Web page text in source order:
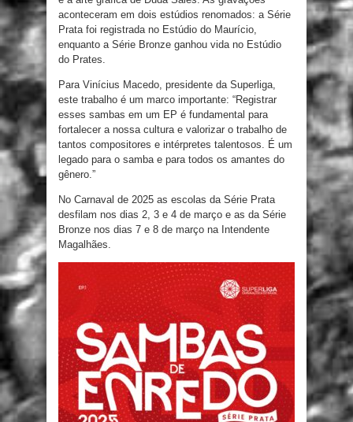
aconteceram em dois estúdios renomados: a Série
Prata foi registrada no Estúdio do Maurício,
enquanto a Série Bronze ganhou vida no Estúdio
do Prates.
Para Vinícius Macedo, presidente da Superliga,
este trabalho é um marco importante: “Registrar
esses sambas em um EP é fundamental para
fortalecer a nossa cultura e valorizar o trabalho de
tantos compositores e intérpretes talentosos. É um
legado para o samba e para todos os amantes do
gênero.”
No Carnaval de 2025 as escolas da Série Prata
desfilam nos dias 2, 3 e 4 de março e as da Série
Bronze nos dias 7 e 8 de março na Intendente
Magalhães.